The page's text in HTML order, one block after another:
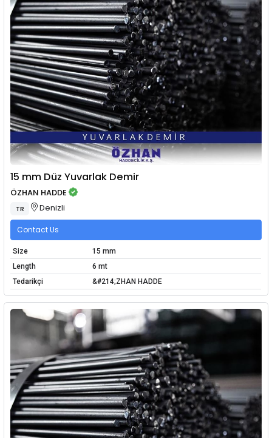
15 mm Düz Yuvarlak Demir
ÖZHAN HADDE
TR Denizli
Contact Us
Size
15 mm
Length
6 mt
Tedarikçi
&#214;ZHAN HADDE